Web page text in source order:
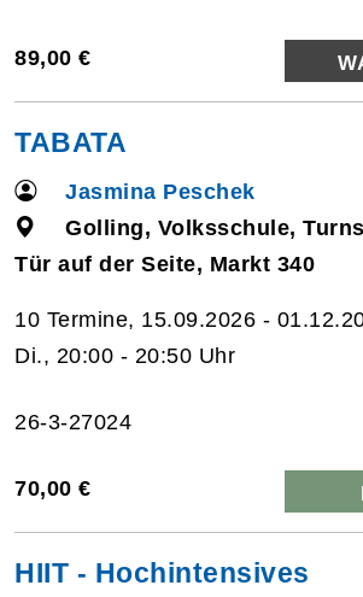
89,00 €
TABATA
Jasmina Peschek
Golling, Volksschule,
Tür auf der Seite, Markt 340
10 Termine, 15.09.2026 -
Di., 20:00 - 20:50 Uhr
26-3-27024
70,00 €
HIIT - Hochintensives